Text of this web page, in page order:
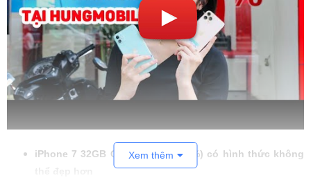
iPhone 7 32GB Quốc Tế (Đẹp 99%) có hình thức không
Xem thêm